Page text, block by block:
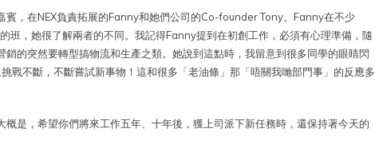
賓，在NEX負責拓展的Fanny和她們公司的Co-founder Tony。Fanny在不少
班，她很了解兩者的不同。我記得Fanny提到在初創工作，必須有心理準備，隨
銷的突然要轉型搞物流和生產之類。她說到這點時，我留意到很多同學的眼睛閃
戰不斷，不斷嘗試新事物！這和很多「老油條」那「唔關我哋部門事」的反應多
概是，希望你們將來工作五年、十年後，獲上司派下新任務時，還保持著今天的